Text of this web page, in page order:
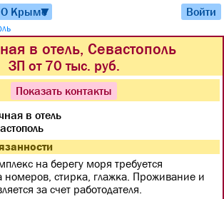
О Крыме
▼ Войти
в отель, Севастополь
ЗП от 70 тыс. руб.
Показать контакты
в отель
на берегу моря требуется
номеров, стирка, глажка. Проживание и
за счет работодателя.